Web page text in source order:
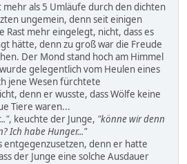
als 5 Umläufe durch den dichten
ungemein, denn seit einigen
Rast mehr eingelegt, nicht, dass es
hätte, denn zu groß war die Freude
Der Mond stand hoch am Himmel
gelegentlich vom Heulen eines
jene Wesen fürchtete
denn er wusste, dass Wölfe keine
Tiere waren...
, keuchte der Junge, "könne wir denn
Ich habe Hunger..."
entgegenzusetzen, denn er hatte
der Junge eine solche Ausdauer